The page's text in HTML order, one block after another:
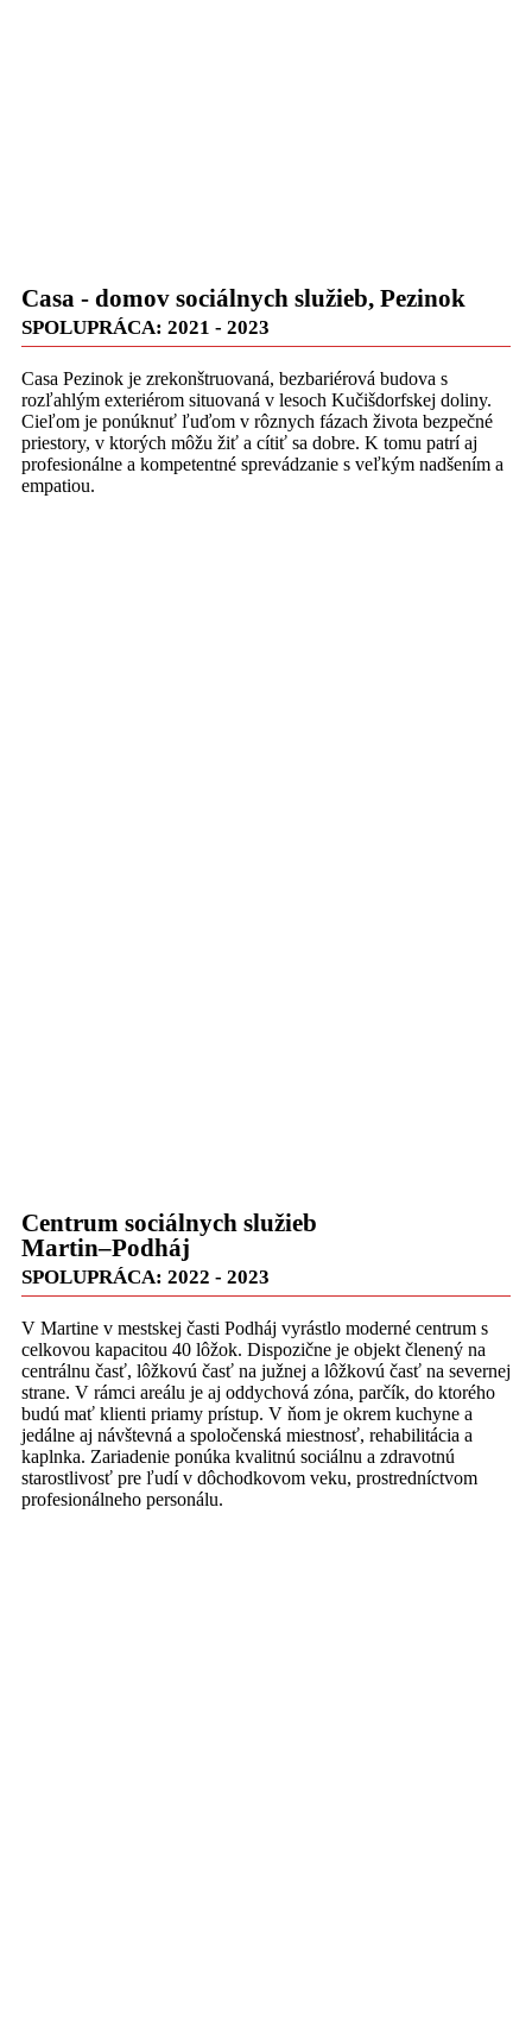
Casa - domov sociálnych služieb, Pezinok
SPOLUPRÁCA: 2021 - 2023
Casa Pezinok je zrekonštruovaná, bezbariérová budova s
rozľahlým exteriérom situovaná v lesoch Kučišdorfskej doliny.
Cieľom je ponúknuť ľuďom v rôznych fázach života bezpečné
priestory, v ktorých môžu žiť a cítiť sa dobre. K tomu patrí aj
profesionálne a kompetentné sprevádzanie s veľkým nadšením a
empatiou.
Centrum sociálnych služieb
Martin–Podháj
SPOLUPRÁCA: 2022 - 2023
V Martine v mestskej časti Podháj vyrástlo moderné centrum s
celkovou kapacitou 40 lôžok. Dispozične je objekt členený na
centrálnu časť, lôžkovú časť na južnej a lôžkovú časť na severnej
strane. V rámci areálu je aj oddychová zóna, parčík, do ktorého
budú mať klienti priamy prístup. V ňom je okrem kuchyne a
jedálne aj návštevná a spoločenská miestnosť, rehabilitácia a
kaplnka. Zariadenie ponúka kvalitnú sociálnu a zdravotnú
starostlivosť pre ľudí v dôchodkovom veku, prostredníctvom
profesionálneho personálu.